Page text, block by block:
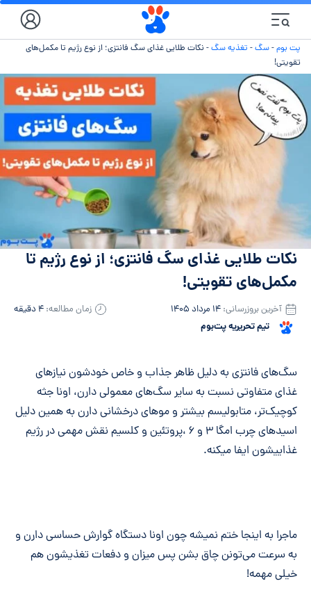
پت بوم-سگ- تغذیه سگ- نکات طلایی غذای سگ فانتزی؛ از نوع رژیم تا مکمل‌های
تقویتی!
نکات طلایی غذای سگ فانتزی؛ از نوع رژیم تا
مکمل‌های تقویتی!
تیم تحریریه پت‌بوم
آخرین بروزرسانی: ۱۴ مرداد ۱۴۰۵ زمان مطالعه: ۴ دقیقه
خلاصه مقاله
سگ‌های فانتزی به دلیل ظاهر جذاب و خاص خودشون نیازهای
غذای متفاوتی نسبت به سایر سگ‌های معمولی دارن، اونا جثه
کوچیک‌تر، متابولیسم بیشتر و موهای درخشانی دارن به همین دلیل
اسیدهای چرب امگا ۳ و ۶ ،پروتئین و کلسیم نقش مهمی در رژیم
غذاییشون ایفا میکنه.
ماجرا به اینجا ختم نمیشه چون اونا دستگاه گوارش حساسی دارن و
به سرعت می‌تونن چاق بشن پس میزان و دفعات تغذیشون هم
خیلی مهمه!